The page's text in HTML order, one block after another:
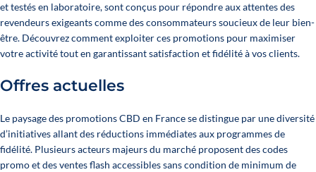
et testés en laboratoire, sont conçus pour répondre aux attentes des
revendeurs exigeants comme des consommateurs soucieux de leur bien-
être. Découvrez comment exploiter ces promotions pour maximiser
votre activité tout en garantissant satisfaction et fidélité à vos clients.
Offres actuelles
Le paysage des promotions CBD en France se distingue par une diversité
d’initiatives allant des réductions immédiates aux programmes de
fidélité. Plusieurs acteurs majeurs du marché proposent des codes
promo et des ventes flash accessibles sans condition de minimum de